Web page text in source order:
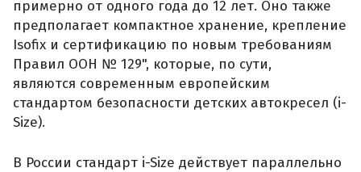
примерно от одного года до 12 лет. Оно также
предполагает компактное хранение, крепление
Isofix и сертификацию по новым требованиям
Правил ООН № 129", которые, по сути,
являются современным европейским
стандартом безопасности детских автокресел (i-
Size).
В России стандарт i-Size действует параллельно